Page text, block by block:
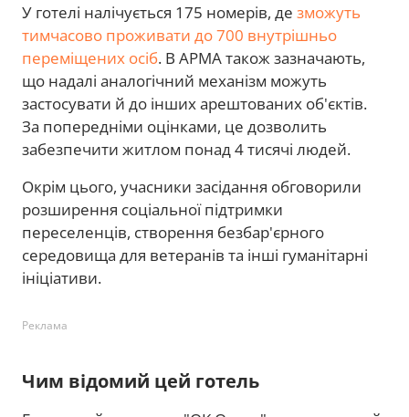
У готелі налічується 175 номерів, де зможуть
тимчасово проживати до 700 внутрішньо
переміщених осіб. В АРМА також зазначають,
що надалі аналогічний механізм можуть
застосувати й до інших арештованих об'єктів.
За попередніми оцінками, це дозволить
забезпечити житлом понад 4 тисячі людей.
Окрім цього, учасники засідання обговорили
розширення соціальної підтримки
переселенців, створення безбар'єрного
середовища для ветеранів та інші гуманітарні
ініціативи.
Реклама
Чим відомий цей готель